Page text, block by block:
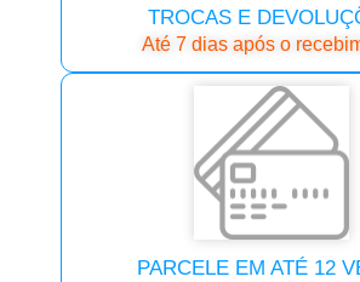
TROCAS E
Até 7 dias após o
PARCELE EM ATÉ 12